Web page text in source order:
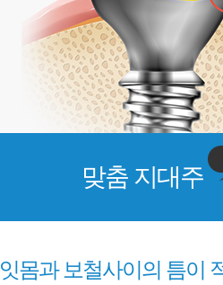
맞춤 지대주
잇몸과 보철사이의 틈이